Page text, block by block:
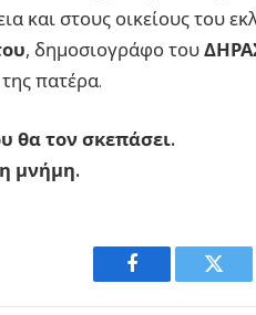
και στους οικείους του
, δημοσιογράφο του
πατέρα.
θα τον σκεπάσει.
μνήμη.
Facebook